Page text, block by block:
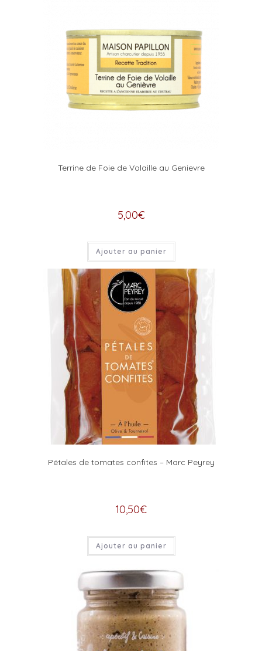
Terrine de Foie de Volaille au Genievre
5,00€
Ajouter au panier
Pétales de tomates confites – Marc Peyrey
10,50€
Ajouter au panier